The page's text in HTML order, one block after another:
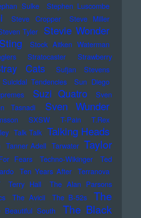
Sulke Stephen Luscombe
Steve Cropper
Steve Miller
Tyler Stevie Wonder
Sting
Stock Aitken Waterman
Stratocaster
Strawberry
Cats
Sufjan Stevens
Suicidal Tendencies
Sun Diego
Suzi Quatro
Sven
Tasnadi Sven Wunder
SXSW T-Pain
T.Rex
Talk Talk Talking Heads
Tanner Adell Tarwater Taylor
Fears Techno-Wikinger
Ted
Ten Years After Terranova
Terry Hall
The Alan Parsons
The Avicii The B-52s
The
Beautiful South
The Black